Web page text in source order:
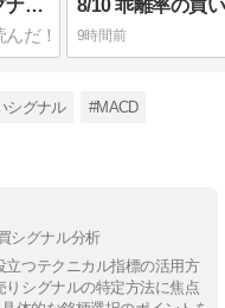
8/10 売られ過ぎ！逆張り的買いシグナル多数の銘柄 8/10 乖離率の買
9時間前
シグナル #MACD
シグナル分析
つテクニカル指標の活用方
シグナルの特定方法に焦点